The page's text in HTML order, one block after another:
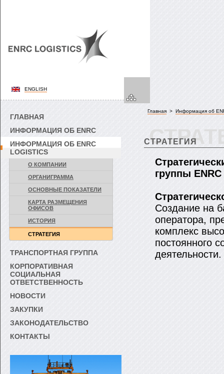
ENGLISH
ГЛАВНАЯ
ИНФОРМАЦИЯ ОБ ENRC
ИНФОРМАЦИЯ ОБ ENRC
LOGISTICS
О КОМПАНИИ
ОРГАНИГРАММА
ОСНОВНЫЕ ПОКАЗАТЕЛИ
КАРТА РАЗМЕЩЕНИЯ
ОФИСОВ
ИСТОРИЯ
СТРАТЕГИЯ
ТРАНСПОРТНАЯ ГРУППА
КОРПОРАТИВНАЯ
СОЦИАЛЬНАЯ
ОТВЕТСТВЕННОСТЬ
НОВОСТИ
ЗАКУПКИ
ЗАКОНОДАТЕЛЬСТВО
КОНТАКТЫ
Главная > Информация об
СТРАТЕГИЯ
группы
Создание на
оператора,
комплекс
постоянного
деятельности.